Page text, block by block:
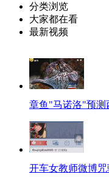
分类浏览
大家都在看
最新视频
章鱼"马诺洛"预测
开车女教师微博